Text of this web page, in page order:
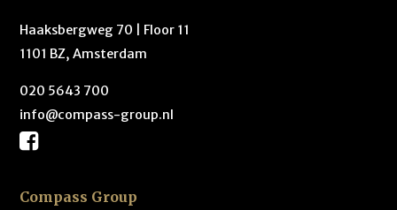
Haaksbergweg 70 | Floor 11
1101 BZ, Amsterdam
020 5643 700
info@compass-group.nl
Compass Group